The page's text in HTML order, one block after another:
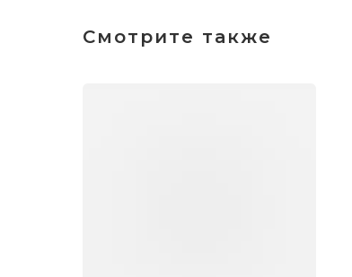
Смотрите также